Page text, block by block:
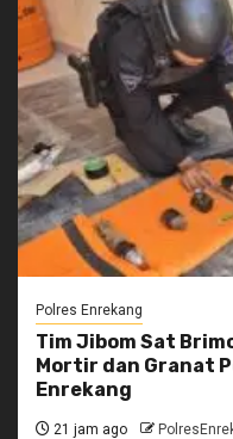
Polres Enrekang
Tim Jibom Sat
Mortir dan Granat
Enrekang
21 jam ago